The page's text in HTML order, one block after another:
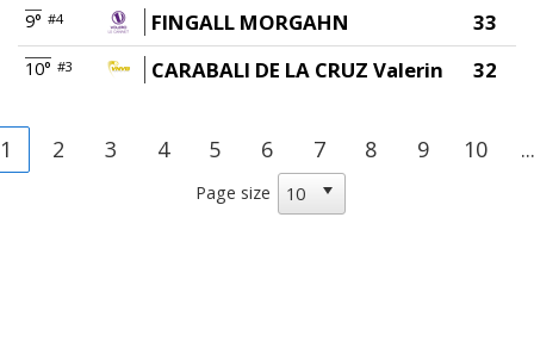
9° #4 FINGALL MORGAHN 33
10° #3 CARABALI DE LA CRUZ Valerin 32
1 2 3 4 5 6 7 8 9 10 ...
Page size